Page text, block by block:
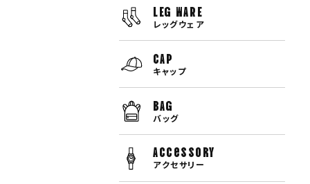
LEG WARE
レッグウェア
CAP
キャップ
BAG
バッグ
Accessory
アクセサリー